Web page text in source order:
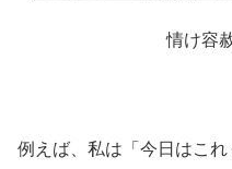
情け容
例えば、私は「今日はこ